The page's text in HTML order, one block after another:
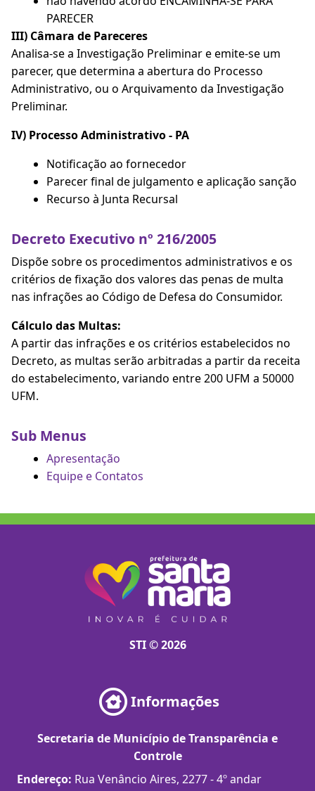
PARECER
III) Câmara de Pareceres
Analisa-se a Investigação Preliminar e emite-se um
parecer, que determina a abertura do Processo
Administrativo, ou o Arquivamento da Investigação
Preliminar.
IV) Processo Administrativo - PA
Notificação ao fornecedor
Parecer final de julgamento e aplicação sanção
Recurso à Junta Recursal
Decreto Executivo nº 216/2005
Dispõe sobre os procedimentos administrativos e os
critérios de fixação dos valores das penas de multa
nas infrações ao Código de Defesa do Consumidor.
Cálculo das Multas:
A partir das infrações e os critérios estabelecidos no
Decreto, as multas serão arbitradas a partir da receita
do estabelecimento, variando entre 200 UFM a 50000
UFM.
Sub Menus
Apresentação
Equipe e Contatos
STI © 2026
Informações
Secretaria de Município de Transparência e
Controle
Endereço: Rua Venâncio Aires, 2277 - 4º andar